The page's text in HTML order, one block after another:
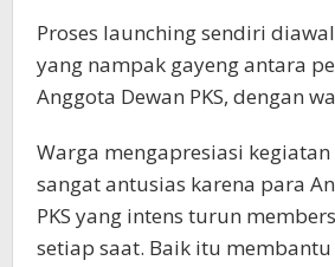
Proses launching sendiri
yang nampak gayeng antara
Anggota Dewan PKS, dengan
Warga mengapresiasi
sangat antusias karena para
PKS yang intens turun
setiap saat. Baik itu membantu